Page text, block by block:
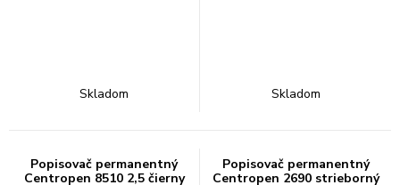
Skladom Skladom
Popisovač permanentný
Centropen 8510 2,5 čierny
Popisovač permanentný
Centropen 2690 strieborný